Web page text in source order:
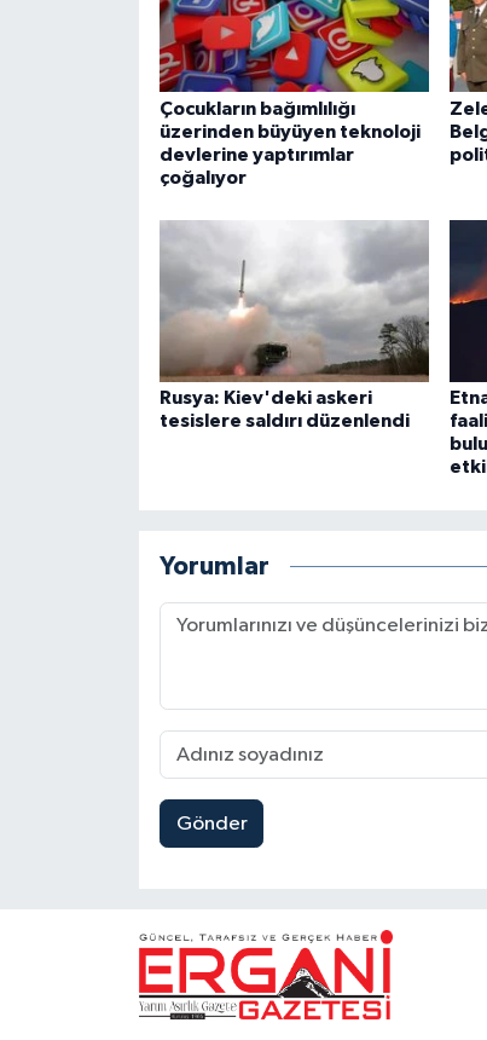
Çocukların bağımlılığı
üzerinden büyüyen teknoloji
devlerine yaptırımlar
çoğalıyor
Rusya: Kiev'deki askeri
tesislere saldırı düzenlendi
Yorumlar
Gönder